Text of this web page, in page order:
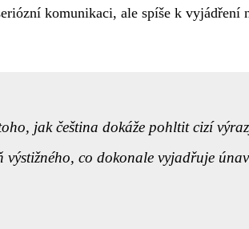
komunikaci, ale spíše k vyjádření
jak čeština dokáže pohltit cizí
výstižného, co dokonale vyjadřuje